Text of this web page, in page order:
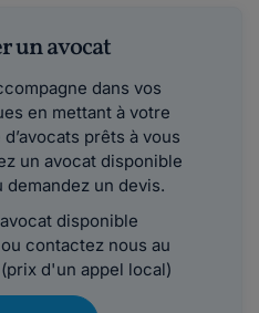
un avocat
dans vos
en mettant à votre
prêts à vous
un avocat disponible
demandez un devis.
disponible
contactez nous au
d'un appel local)